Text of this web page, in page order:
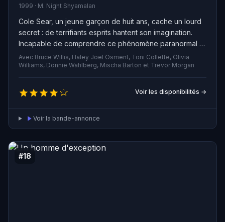
1999 · M. Night Shyamalan
Cole Sear, un jeune garçon de huit ans, cache un lourd
secret : de terrifiants esprits hantent son imagination.
Incapable de comprendre ce phénomène paranormal et
traumatisé par ses visions, Cole sombre dans une peur
constante et refuse de partager son secret avec
quiconque, à l'exception de son psychologue pour
enfants. Ensemble, ils vont chercher à comprendre
l'origine de ces apparitions et découvriront une vérité
bouleversante et inexpliquée.
Avec Bruce Willis, Haley Joel Osment, Toni Collette, Olivia
Williams, Donnie Wahlberg, Mischa Barton et Trevor Morgan
Voir les disponibilités →
Voir la bande-annonce
#18